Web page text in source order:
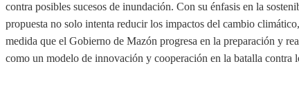
contra posibles sucesos de inundación. Con su énfasis en la
propuesta no solo intenta reducir los impactos del cambio
medida que el Gobierno de Mazón progresa en la preparación y
como un modelo de innovación y cooperación en la batalla contra